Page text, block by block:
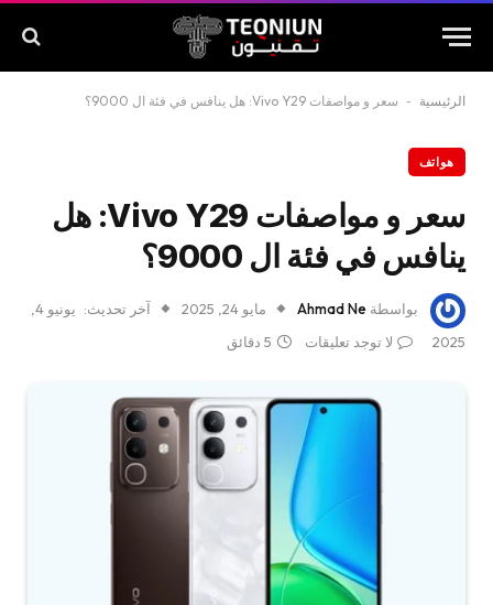
الرئيسية - سعر و مواصفات Vivo Y29: هل ينافس في فئة ال 9000؟
هواتف
سعر و مواصفات Vivo Y29: هل
ينافس في فئة ال 9000؟
بواسطة Ahmad Ne مايو 24, 2025 آخر تحديث:
2025
لا توجد تعليقات 5 دقائق